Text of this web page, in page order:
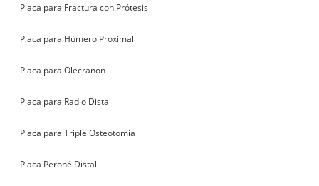
Placa para Fractura con Prótesis
Placa para Húmero Proximal
Placa para Olecranon
Placa para Radio Distal
Placa para Triple Osteotomía
Placa Peroné Distal